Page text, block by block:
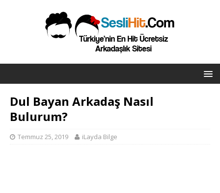
Dul Bayan Arkadaş Nasıl
Bulurum?
Temmuz 25, 2019 iLayda Bilge